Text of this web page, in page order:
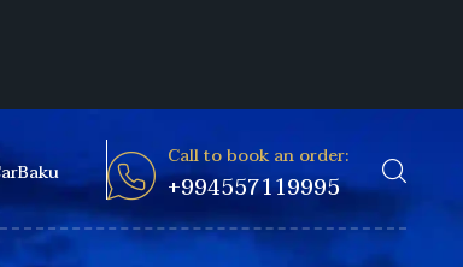
Call to book an order:
+994557119995